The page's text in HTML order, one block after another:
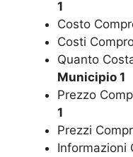
1
Costo
Costi
Quanto
Municipio 1
Prezzo
1
Prezzi
Informazioni